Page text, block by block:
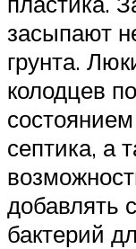
засыпают
грунта.
колодцев
септика, а
добавлять
бактерий